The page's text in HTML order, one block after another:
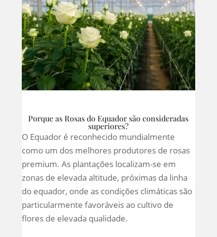
Porque as Rosas do Equador são consideradas
superiores?
O Equador é reconhecido mundialmente
como um dos melhores produtores de rosas
premium. As plantações localizam-se em
zonas de elevada altitude, próximas da linha
do equador, onde as condições climáticas são
particularmente favoráveis ao cultivo de
flores de elevada qualidade.